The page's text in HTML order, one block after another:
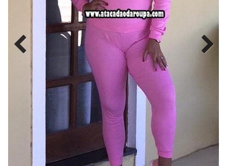
MODA
GRIFE
INFANTIL
INVERNO